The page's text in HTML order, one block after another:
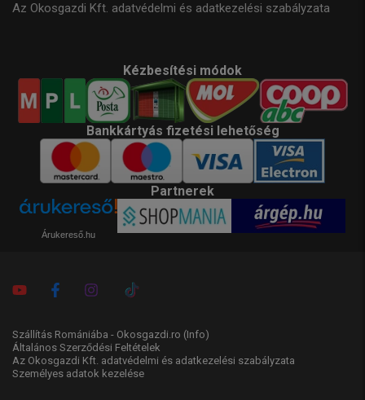
Az Okosgazdi Kft. adatvédelmi és adatkezelési szabályzata
Kézbesítési módok
Bankkártyás fizetési lehetőség
Partnerek
Árukereső.hu
Szállítás Romániába - Okosgazdi.ro (Info)
Általános Szerződési Feltételek
Az Okosgazdi Kft. adatvédelmi és adatkezelési szabályzata
Személyes adatok kezelése